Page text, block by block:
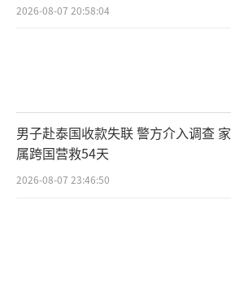
2026-08-07 20:58:04
男子赴泰国收款失联 警方介入调查 家
属跨国营救54天
2026-08-07 23:46:50